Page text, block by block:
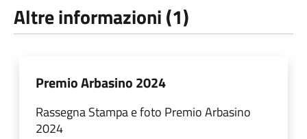
Altre informazioni (1)
Premio Arbasino 2024
Rassegna Stampa e foto Premio Arbasino
2024